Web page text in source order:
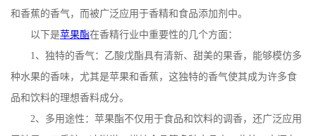
和香蕉的香气，而被广泛应用于香精和食品添加剂中。
以下是苹果酯在香精行业中重要性的几个方面：
1、独特的香气：乙酸戊酯具有清新、甜美的果香，能够模仿多
种水果的香味，尤其是苹果和香蕉，这独特的香气使其成为许多食
品和饮料的理想香料成分。
2、多用途性：苹果酯不仅用于食品和饮料的调香，还广泛应用